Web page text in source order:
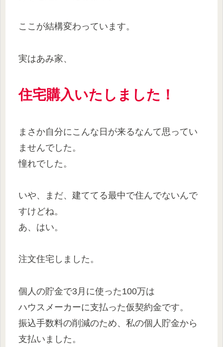
ここが結構変わっています。
実はあみ家、
住宅購入いたしました！
まさか自分にこんな日が来るなんて思ってい
ませんでした。
憧れでした。
いや、まだ、建ててる最中で住んでないんで
すけどね。
あ、はい。
注文住宅しました。
個人の貯金で3月に使った100万は
ハウスメーカーに支払った仮契約金です。
振込手数料の削減のため、私の個人貯金から
支払いました。